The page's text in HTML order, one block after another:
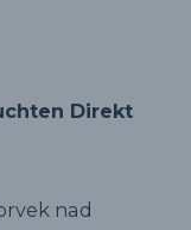
Direkt
nad